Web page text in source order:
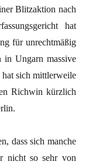
Blitzaktion nach
hat
für unrechtmäßig
in Ungarn massive
sich mittlerweile
Richwin kürzlich
dass sich manche
nicht so sehr von